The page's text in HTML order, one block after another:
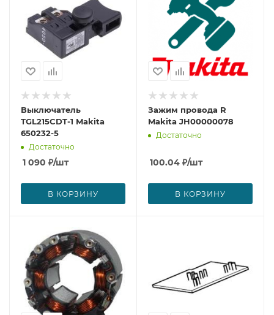
Выключатель
TGL215CDT-1 Makita
650232-5
Достаточно
1 090 ₽/шт
В КОРЗИНУ
Зажим провода R
Makita JH00000078
Достаточно
100.04 ₽/шт
В КОРЗИНУ